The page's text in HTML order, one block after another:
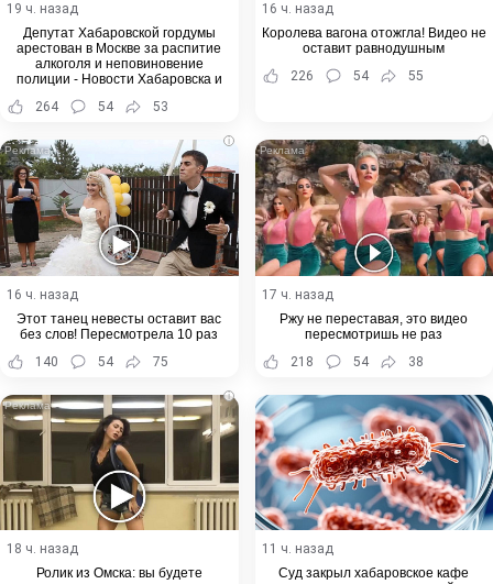
19 ч. назад
Депутат Хабаровской гордумы
арестован в Москве за распитие
алкоголя и неповиновение
полиции - Новости Хабаровска и
264 54 53
16 ч. назад
Королева вагона отожгла! Видео не
оставит равнодушным
226
54 55
i
16 ч. назад
Этот танец невесты оставит вас
без слов! Пересмотрела 10 раз
140
54 75
i
17 ч. назад
Ржу не переставая, это видео
пересмотришь не раз
218
54 38
i
18 ч. назад
Ролик из Омска: вы будете
11 ч. назад
Суд закрыл хабаровское кафе